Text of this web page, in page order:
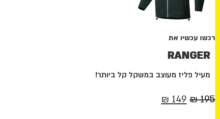
רכשו עכשיו את
RANGER
מעיל פליז מעוצב במשקל קל ביותר!
195
₪ המחיר
149
₪